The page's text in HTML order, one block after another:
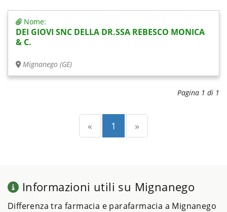
Nome:
DEI GIOVI SNC DELLA DR.SSA REBESCO MONICA
& C.
Mignanego (GE)
Pagina 1 di 1
« Precedente
1 (current)
»
Informazioni utili su Mignanego
Differenza tra farmacia e parafarmacia a Mignanego